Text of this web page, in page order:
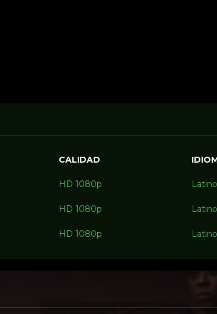
CALIDAD
HD 1080p Latino
HD 1080p Latino
HD 1080p Latino